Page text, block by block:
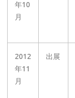
年10
月
2012
年11
月
出展